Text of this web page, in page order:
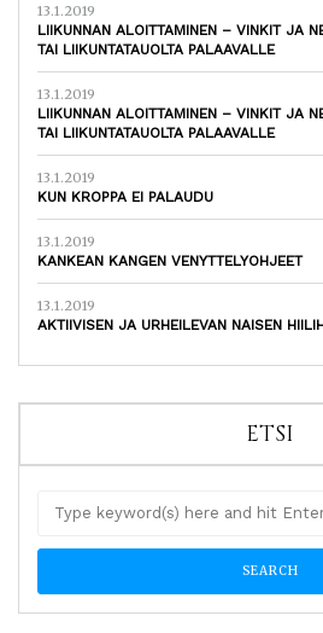
13.1.2019
LIIKUNNAN ALOITTAMINEN – VINKIT JA
TAI LIIKUNTATAUOLTA PALAAVALLE
13.1.2019
LIIKUNNAN ALOITTAMINEN – VINKIT JA
TAI LIIKUNTATAUOLTA PALAAVALLE
13.1.2019
KUN KROPPA EI PALAUDU
13.1.2019
KANKEAN KANGEN VENYTTELYOHJEET
13.1.2019
AKTIIVISEN JA URHEILEVAN NAISEN
ETSI